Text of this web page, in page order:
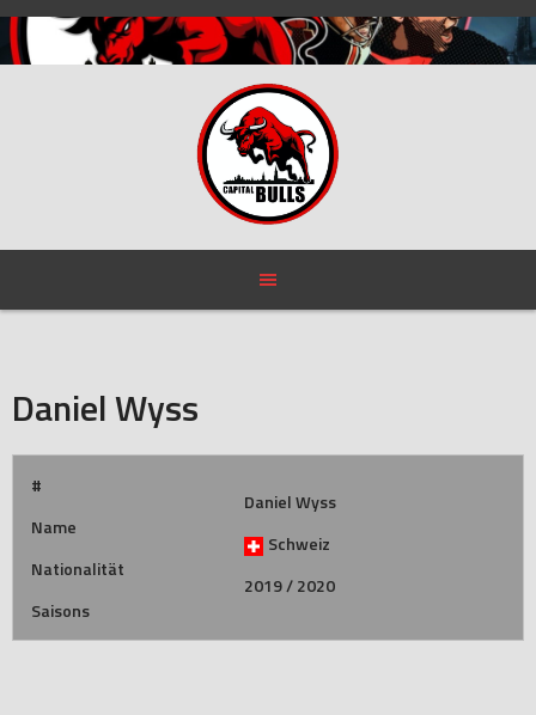
Skip
to
content
Daniel Wyss
#
Name
Daniel Wyss
Nationalität
Schweiz
Saisons
2019 / 2020